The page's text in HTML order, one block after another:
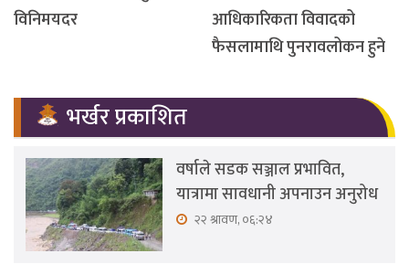
विनिमयदर
आधिकारिकता विवादको
फैसलामाथि पुनरावलोकन हुने
भर्खर प्रकाशित
वर्षाले सडक सञ्जाल प्रभावित,
यात्रामा सावधानी अपनाउन अनुरोध
२२ श्रावण, ०६:२४